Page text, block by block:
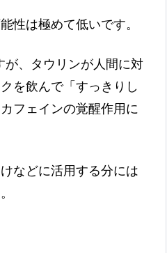
性は極めて低いです。
が、タウリンが人間に対
を飲んで「すっきりし
フェインの覚醒作用に
などに活用する分には